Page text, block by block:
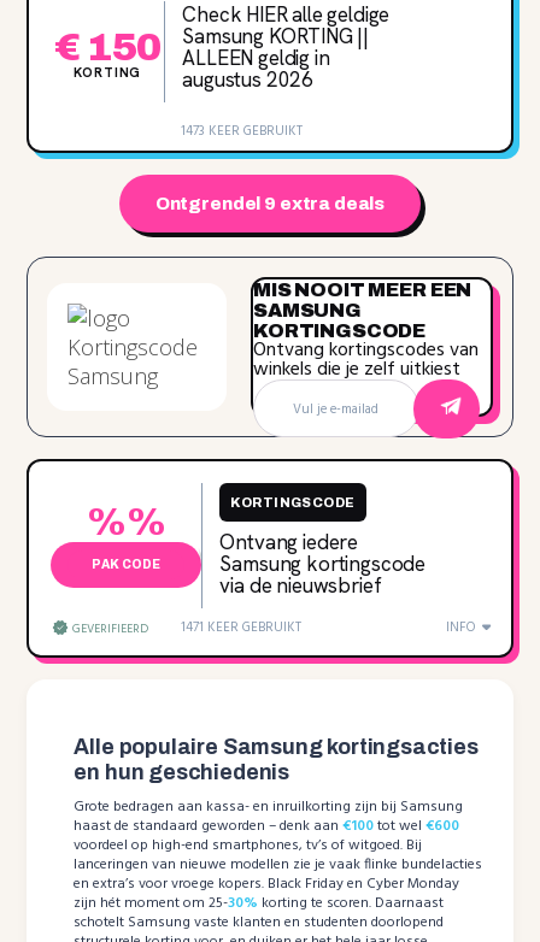
€ 150
KORTING
Check HIER alle geldige
Samsung KORTING ||
ALLEEN geldig in
augustus 2026
1473 KEER GEBRUIKT
Ontgrendel 9 extra deals
MIS NOOIT MEER EEN
SAMSUNG
KORTINGSCODE
Ontvang kortingscodes van
winkels die je zelf uitkiest
%%
PAK CODE
KORTINGSCODE
Ontvang iedere
Samsung kortingscode
via de nieuwsbrief
GEVERIFIEERD 1471 KEER GEBRUIKT INFO
Alle populaire Samsung kortingsacties
en hun geschiedenis
Grote bedragen aan kassa- en inruilkorting zijn bij Samsung
haast de standaard geworden – denk aan€100tot wel€600
voordeel op high-end smartphones, tv’s of witgoed. Bij
lanceringen van nieuwe modellen zie je vaak flinke bundelacties
en extra’s voor vroege kopers. Black Friday en Cyber Monday
zijn hét moment om 25-30% korting te scoren. Daarnaast
schotelt Samsung vaste klanten en studenten doorlopend